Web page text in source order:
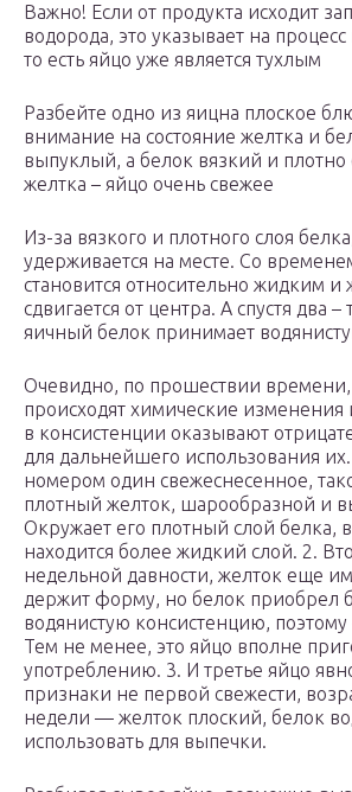
Важно! Если от продукта исходит
водорода, это указывает на
то есть яйцо уже является тухлым
Разбейте одно из яицна плоское
внимание на состояние желтка и
выпуклый, а белок вязкий и плотно
желтка – яйцо очень свежее
Из-за вязкого и плотного слоя
удерживается на месте. Со
становится относительно жидким и
сдвигается от центра. А спустя два
яичный белок принимает
Очевидно, по прошествии времени,
происходят химические изменения
в консистенции оказывают
для дальнейшего использования
номером один свежеснесенное,
плотный желток, шарообразной и
Окружает его плотный слой белка,
находится более жидкий слой. 2.
недельной давности, желток еще
держит форму, но белок приобрел
водянистую консистенцию, поэтому
Тем не менее, это яйцо вполне
употреблению. 3. И третье яйцо
признаки не первой свежести,
недели — желток плоский, белок
использовать для выпечки.